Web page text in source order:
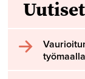
Uutiset
työmaalla